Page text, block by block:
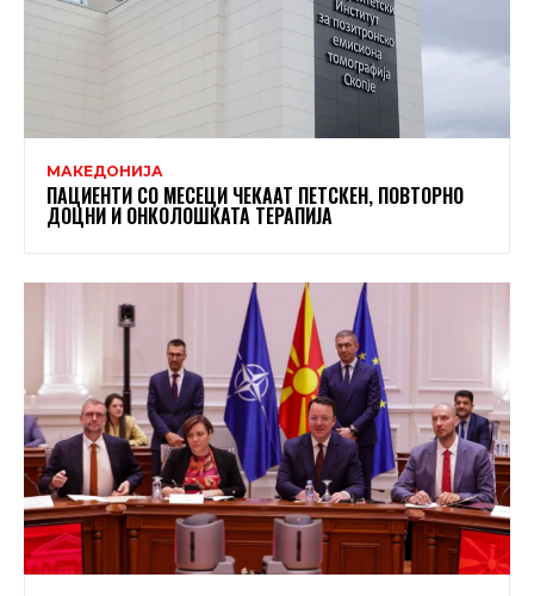
МАКЕДОНИЈА
ПАЦИЕНТИ СО МЕСЕЦИ ЧЕКААТ ПЕТСКЕН, ПОВТОРНО
ДОЦНИ И ОНКОЛОШКАТА ТЕРАПИЈА